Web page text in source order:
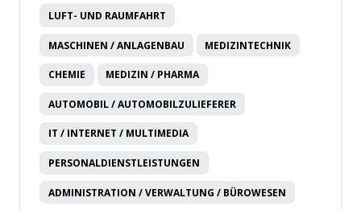
LUFT- UND RAUMFAHRT
MASCHINEN / ANLAGENBAU MEDIZINTECHNIK
CHEMIE MEDIZIN / PHARMA
AUTOMOBIL / AUTOMOBILZULIEFERER
IT / INTERNET / MULTIMEDIA
PERSONALDIENSTLEISTUNGEN
ADMINISTRATION / VERWALTUNG / BÜROWESEN